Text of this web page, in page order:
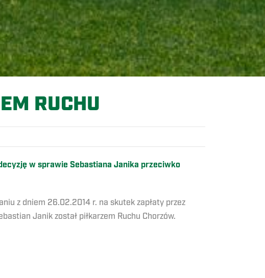
RUCHU
w sprawie Sebastiana Janika przeciwko
z dniem 26.02.2014 r. na skutek zapłaty przez
Janik został piłkarzem Ruchu Chorzów.